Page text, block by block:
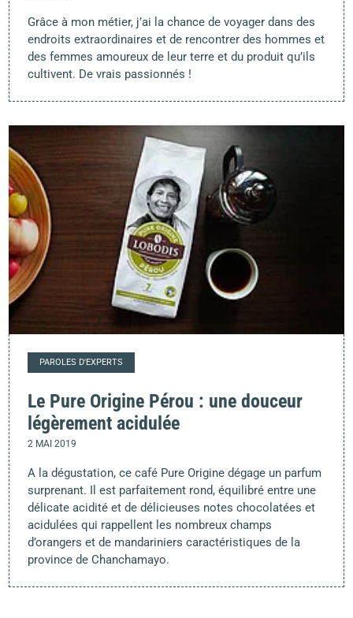
Grâce à mon métier, j’ai la chance de voyager dans des
endroits extraordinaires et de rencontrer des hommes et
des femmes amoureux de leur terre et du produit qu’ils
cultivent. De vrais passionnés !
PAROLES D'EXPERTS
Le Pure Origine Pérou : une douceur
légèrement acidulée
2 MAI 2019
A la dégustation, ce café Pure Origine dégage un parfum
surprenant. Il est parfaitement rond, équilibré entre une
délicate acidité et de délicieuses notes chocolatées et
acidulées qui rappellent les nombreux champs
d’orangers et de mandariniers caractéristiques de la
province de Chanchamayo.